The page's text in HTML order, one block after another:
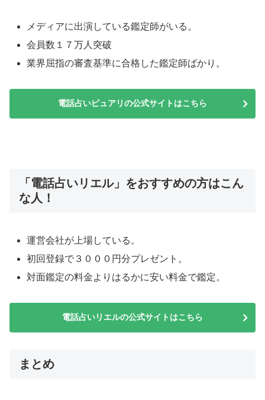
メディアに出演している鑑定師がいる。
会員数１７万人突破
業界屈指の審査基準に合格した鑑定師ばかり。
電話占いピュアリの公式サイトはこちら
「電話占いリエル」をおすすめの方はこん
な人！
運営会社が上場している。
初回登録で３０００円分プレゼント。
対面鑑定の料金よりはるかに安い料金で鑑定。
電話占いリエルの公式サイトはこちら
まとめ